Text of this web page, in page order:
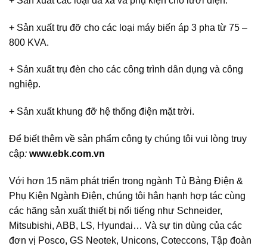
+ Sản xuất trụ đỡ cho các loại máy biến áp 3 pha từ 75 –
800 KVA.
+ Sản xuất trụ đèn cho các công trình dân dụng và công
nghiệp.
+ Sản xuất khung đỡ hệ thống điện mặt trời.
Để biết thêm về sản phẩm công ty chúng tôi vui lòng truy
cập: www.ebk.com.vn
Với hơn 15 năm phát triển trong ngành Tủ Bảng Điện &
Phụ Kiện Ngành Điện, chúng tôi hân hạnh hợp tác cùng
các hãng sản xuất thiết bị nổi tiếng như Schneider,
Mitsubishi, ABB, LS, Hyundai… Và sự tin dùng của các
đơn vị Posco, GS Neotek, Unicons, Coteccons, Tập đoàn